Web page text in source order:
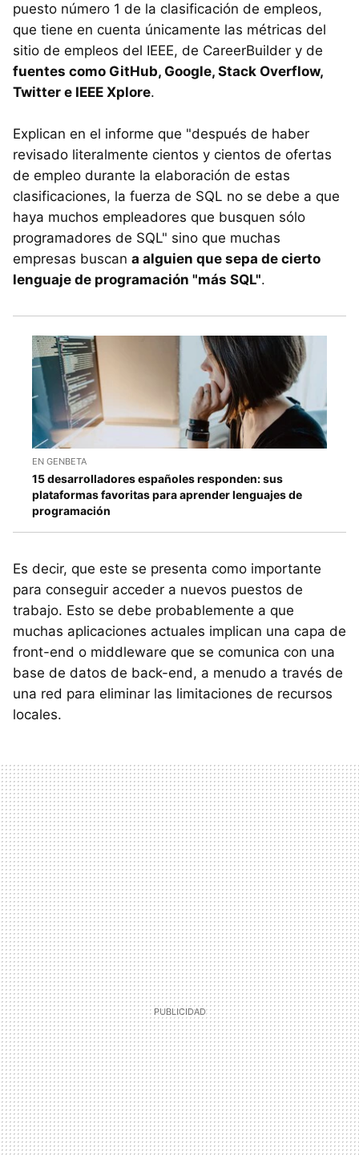
puesto número 1 de la clasificación de empleos,
que tiene en cuenta únicamente las métricas del
sitio de empleos del IEEE, de CareerBuilder y de
fuentes como GitHub, Google, Stack Overflow,
Twitter e IEEE Xplore.
Explican en el informe que "después de haber
revisado literalmente cientos y cientos de ofertas
de empleo durante la elaboración de estas
clasificaciones, la fuerza de SQL no se debe a que
haya muchos empleadores que busquen sólo
programadores de SQL" sino que muchas
empresas buscan a alguien que sepa de cierto
lenguaje de programación "más SQL".
EN GENBETA
15 desarrolladores españoles responden: sus
plataformas favoritas para aprender lenguajes de
programación
Es decir, que este se presenta como importante
para conseguir acceder a nuevos puestos de
trabajo. Esto se debe probablemente a que
muchas aplicaciones actuales implican una capa de
front-end o middleware que se comunica con una
base de datos de back-end, a menudo a través de
una red para eliminar las limitaciones de recursos
locales.